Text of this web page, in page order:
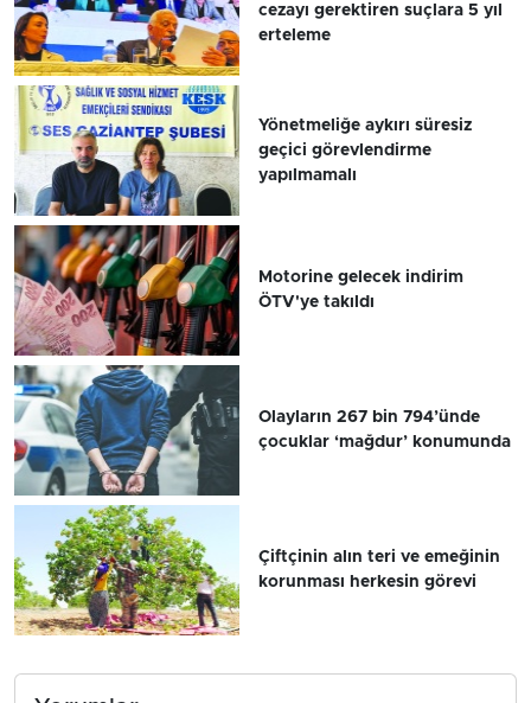
cezayı gerektiren suçlara 5 yıl
erteleme
Yönetmeliğe aykırı süresiz
geçici görevlendirme
yapılmamalı
Motorine gelecek indirim
ÖTV'ye takıldı
Olayların 267 bin 794’ünde
çocuklar ‘mağdur’ konumunda
Çiftçinin alın teri ve emeğinin
korunması herkesin görevi